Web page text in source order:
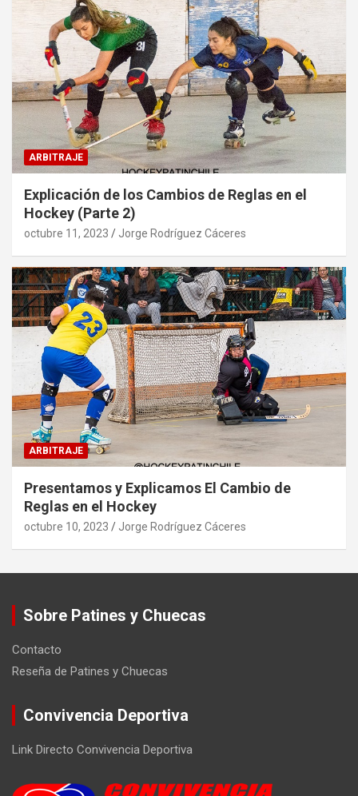
ARBITRAJE
Explicación de los Cambios de Reglas en el
Hockey (Parte 2)
octubre 11, 2023 Jorge Rodríguez Cáceres
ARBITRAJE
Presentamos y Explicamos El Cambio de
Reglas en el Hockey
octubre 10, 2023 Jorge Rodríguez Cáceres
Sobre Patines y Chuecas
Contacto
Reseña de Patines y Chuecas
Convivencia Deportiva
Link Directo Convivencia Deportiva